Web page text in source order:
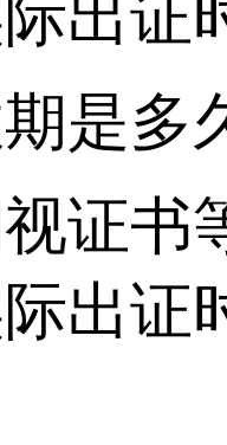
出证
是多
证书
出证